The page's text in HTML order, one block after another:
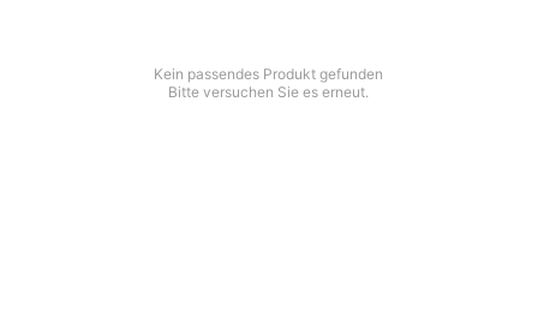
Kein passendes Produkt gefunden
Bitte versuchen Sie es erneut.